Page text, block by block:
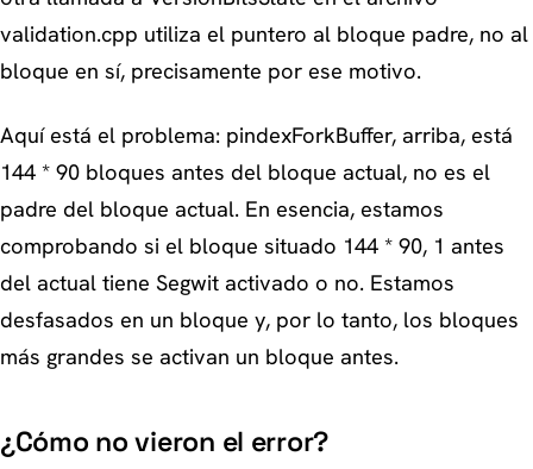
validation.cpp utiliza el puntero al bloque padre, no al
bloque en sí, precisamente por ese motivo.
Aquí está el problema: pindexForkBuffer, arriba, está
144 * 90 bloques antes del bloque actual, no es el
padre del bloque actual. En esencia, estamos
comprobando si el bloque situado 144 * 90, 1 antes
del actual tiene Segwit activado o no. Estamos
desfasados en un bloque y, por lo tanto, los bloques
más grandes se activan un bloque antes.
¿Cómo no vieron el error?